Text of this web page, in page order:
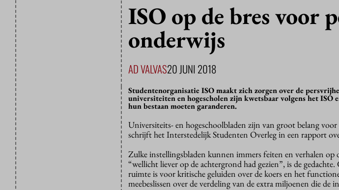
ISO op de bres voor
onderwijs
AD VALVAS20 JUNI 2018
Studentenorganisatie ISO maakt zich zorgen over de
universiteiten en hogescholen zijn kwetsbaar volgens het ISO
hun bestaan moeten garanderen.
Universiteits- en hogeschoolbladen zijn van groot belang voor
schrijft het Interstedelijk Studenten Overleg in een rapport
Zulke instellingsbladen kunnen immers feiten en verhalen op
“wellicht liever op de achtergrond had gezien”, is de gedachte.
ruimte is voor kritische geluiden over de koers en het
meebeslissen over de verdeling van de extra miljoenen die de